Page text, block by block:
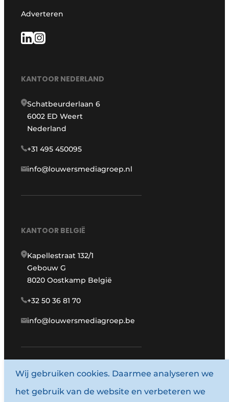
Adverteren
KANTOOR NEDERLAND
Schatbeurderlaan 6
6002 ED Weert
Nederland
+31 495 450095
info@louwersmediagroep.nl
KANTOOR BELGIË
Kapellestraat 132/1
Gebouw G
8020 Oostkamp België
+32 50 36 81 70
info@louwersmediagroep.be
www.louwersmediagroep.com
© 1987 - 2026 Louwersmediagroep.
Wij gebruiken cookies. Daarmee analyseren we
het gebruik van de website en verbeteren we